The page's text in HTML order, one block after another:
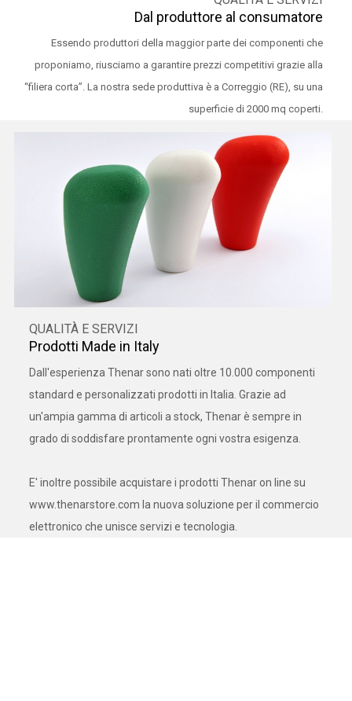
Dal produttore al consumatore
Essendo produttori della maggior parte dei componenti che
proponiamo, riusciamo a garantire prezzi competitivi grazie alla
“filiera corta”. La nostra sede produttiva è a Correggio (RE), su una
superficie di 2000 mq coperti.
QUALITÀ E SERVIZI
Prodotti Made in Italy
Dall'esperienza Thenar sono nati oltre 10.000 componenti
standard e personalizzati prodotti in Italia. Grazie ad
un'ampia gamma di articoli a stock, Thenar è sempre in
grado di soddisfare prontamente ogni vostra esigenza.
E' inoltre possibile acquistare i prodotti Thenar on line su
www.thenarstore.com la nuova soluzione per il commercio
elettronico che unisce servizi e tecnologia.